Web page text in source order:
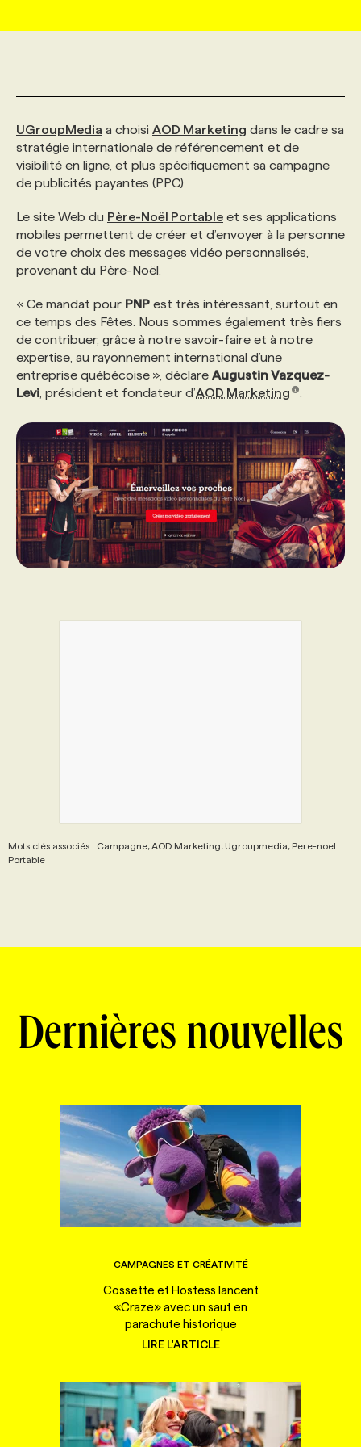
AFFAIRES DE L'INDUSTRIE
INITIATIVES NUMÉRIQUES
TENDANCES
WEB & MÉDIAS SOCIAUX
MARKETING DURABLE
ÉVÉNEMENTIEL
NOS AUTEUR‧RICES
INFOLETTRE PUBLICITÉ
ANNONCEZ AVEC NOUS
CONSULTER LA CVTHÈQUE
PROFIL ENTREPRISE
ANNONCEZ AVEC NOUS
VOIR LES OFFRES
PROFIL CANDIDAT
FAQ
ANNONCEZ AVEC NOUS
NOS FORMATIONS EN LIGNE
NOS PARCOURS DE FORMATIONS
NOS FORMATEUR‧RICES
POURQUOI CHOISIR NOS FORMATIONS
NOS TARIFS
PROGRAMMES DE SUBVENTIONS
FAQ
ANNONCEZ AVEC NOUS
CHASSE DE TÊTE
SERVICE DE CHASSE DE TÊTE
NOS EXPERTISES
FAQ
ANNONCEZ AVEC NOUS
UGroupMedia a choisi AOD Marketing dans le cadre sa
stratégie internationale de référencement et de
visibilité en ligne, et plus spécifiquement sa campagne
de publicités payantes (PPC).
Le site Web du Père-Noël Portable et ses applications
mobiles permettent de créer et d’envoyer à la personne
de votre choix des messages vidéo personnalisés,
provenant du Père-Noël.
« Ce mandat pour PNP est très intéressant, surtout en
ce temps des Fêtes. Nous sommes également très fiers
de contribuer, grâce à notre savoir-faire et à notre
expertise, au rayonnement international d’une
entreprise québécoise », déclare Augustin Vazquez-
Levi , président et fondateur d’AOD Marketing
Mots clés associés : Campagne, AOD Marketing, Ugroupmedia, Pere-noel
Portable
Dernières nouvelles
CAMPAGNES ET CRÉATIVITÉ
Cossette et Hostess lancent
«Craze» avec un saut en
parachute historique
LIRE L'ARTICLE